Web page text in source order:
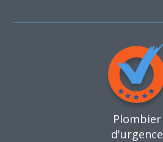
Plombier
d'urgence